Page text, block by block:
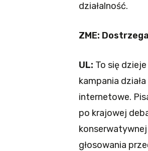
działalność.
ZME:
UL: To się
kampania
internetowe.
po krajowej
głosowania